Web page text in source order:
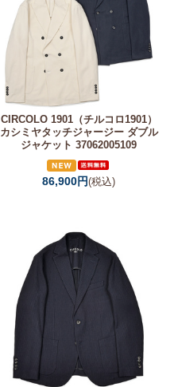
CIRCOLO 1901（チルコロ1901）
カシミヤタッチジャージー ダブル
ジャケット 37062005109
86,900円(税込)